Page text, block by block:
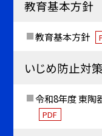
教育基本方針
教育基本方針
いじめ防止対
令和8年度 東陶
PDF